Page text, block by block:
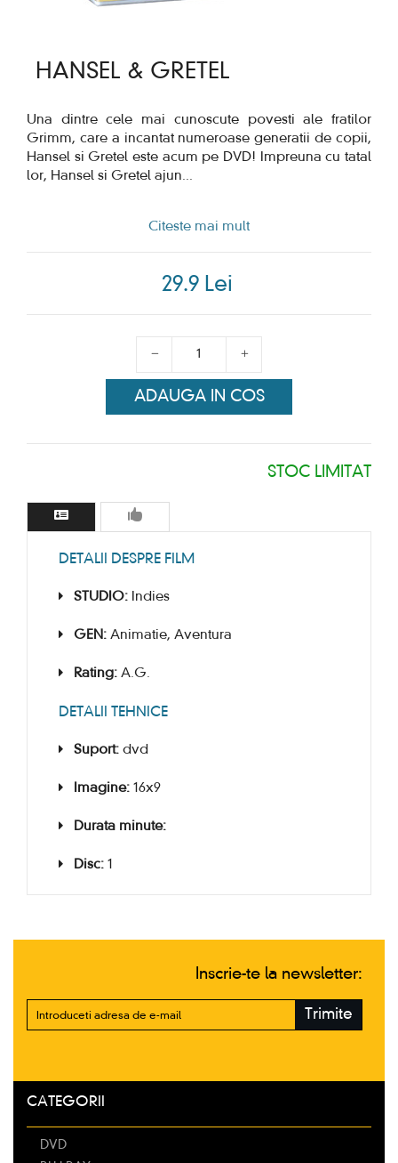
HANSEL & GRETEL
Una dintre cele mai cunoscute povesti ale fratilor
Grimm, care a incantat numeroase generatii de copii,
Hansel si Gretel este acum pe DVD! Impreuna cu tatal
lor, Hansel si Gretel ajun...
Citeste mai mult
29.9 Lei
ADAUGA IN COS
STOC LIMITAT
DETALII DESPRE FILM
STUDIO: Indies
GEN: Animatie, Aventura
Rating: A.G.
DETALII TEHNICE
Suport: dvd
Imagine: 16x9
Durata minute:
Disc: 1
Inscrie-te la newsletter:
Trimite
CATEGORII
DVD